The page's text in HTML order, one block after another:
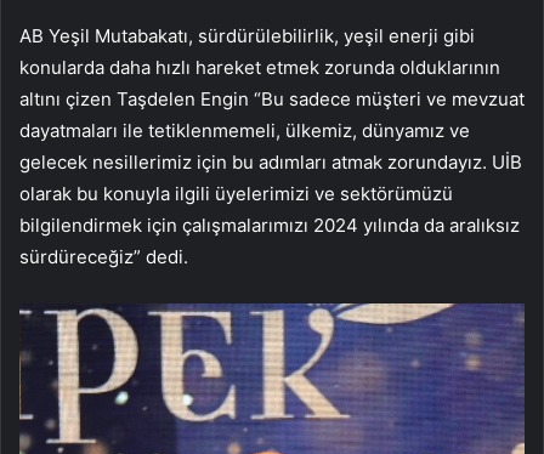
AB Yeşil Mutabakatı, sürdürülebilirlik, yeşil enerji gibi
konularda daha hızlı hareket etmek zorunda olduklarının
altını çizen Taşdelen Engin “Bu sadece müşteri ve mevzuat
dayatmaları ile tetiklenmemeli, ülkemiz, dünyamız ve
gelecek nesillerimiz için bu adımları atmak zorundayız. UİB
olarak bu konuyla ilgili üyelerimizi ve sektörümüzü
bilgilendirmek için çalışmalarımızı 2024 yılında da aralıksız
sürdüreceğiz” dedi.